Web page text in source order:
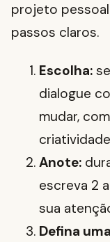
projeto
passos claros.
Escolha:
dialogue
mudar,
Anote:
escreva 2
sua
Defina